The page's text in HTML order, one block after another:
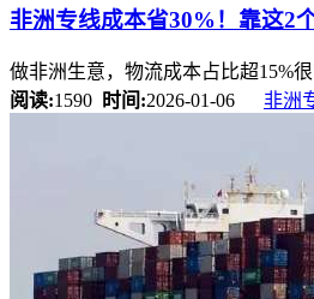
非洲专线成本省30%！靠这2
做非洲生意，物流成本占比超15%
阅读:1590 时间:2026-01-06 非洲